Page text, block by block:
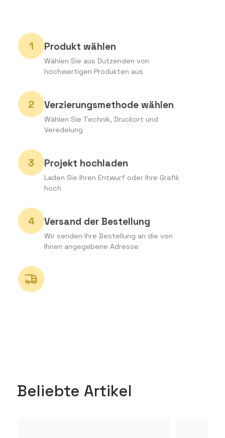
Produkt wählen
Wählen Sie aus Dutzenden von
hochwertigen Produkten aus
Verzierungsmethode wählen
Wählen Sie Technik, Druckort und
Veredelung
Projekt hochladen
Laden Sie Ihren Entwurf oder Ihre Grafik
hoch
Versand der Bestellung
Wir senden Ihre Bestellung an die von
Ihnen angegebene Adresse
Beliebte Artikel